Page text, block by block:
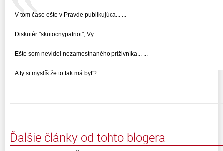
V tom čase ešte v Pravde publikujúca... ...
Diskutér "skutocnypatriot", Vy... ...
Ešte som nevidel nezamestnaného príživníka... ...
A ty si myslíš že to tak má byť? ...
Ďalšie články od tohto blogera